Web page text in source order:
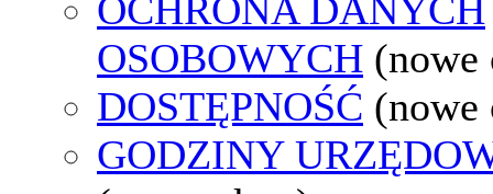
OCHRONA DANYCH
OSOBOWYCH (nowe
DOSTĘPNOŚĆ (nowe
GODZINY